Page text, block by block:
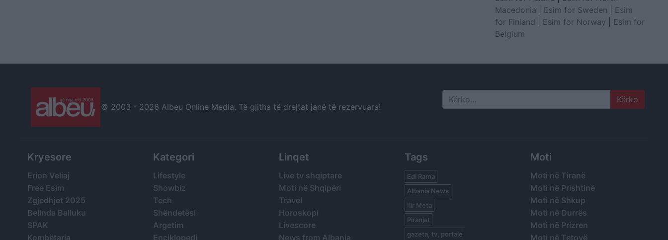
Macedonia
Esim for Sweden
Esim
for Finland
Esim for Norway
Esim for
Belgium
© 2003 - 2026 Albeu Online Media. Të gjitha të drejtat janë të rezervuara! Search
Kryesore
Erion Veliaj
Free Esim
Zgjedhjet 2025
Belinda Balluku
SPAK
Kombëtarja
Kategori
Lifestyle
Showbiz
Tech
Shëndetësi
Argetim
Enciklopedi
Linqet
Live tv shqiptare
Moti në Shqipëri
Travel
Horoskopi
Livescore
News from Albania
Tags
Edi Rama
Albania News
Ilir Meta
Piranjat
gazeta, tv, portale
Moti
Moti në Tiranë
Moti në Prishtinë
Moti në Shkup
Moti në Durrës
Moti në Prizren
Moti në Tetovë